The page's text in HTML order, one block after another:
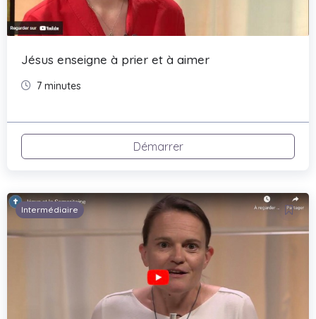
Jésus enseigne à prier et à aimer
7 minutes
Démarrer
Intermédiaire